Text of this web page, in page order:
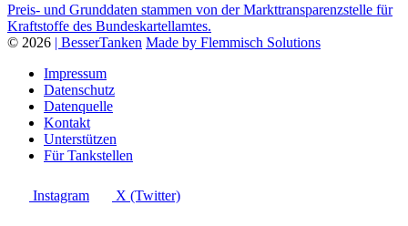
Preis- und Grunddaten stammen von der Markttransparenzstelle für
Kraftstoffe des Bundeskartellamtes.
© 2026 | BesserTanken Made by Flemmisch Solutions
Impressum
Datenschutz
Datenquelle
Kontakt
Unterstützen
Für Tankstellen
Instagram X (Twitter)